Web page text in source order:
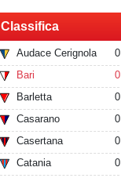
Classifica
Audace Cerignola
0
Bari
0
Barletta
0
Casarano
0
Casertana
0
Catania
0